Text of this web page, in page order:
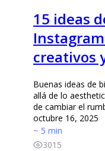
15 ideas
creativos
Buenas ideas de
allá de lo
de cambiar el
octubre 16, 2025
~ 5 min
3015